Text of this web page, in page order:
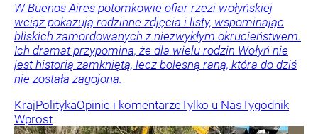
W Buenos Aires potomkowie ofiar rzezi wołyńskiej
wciąż pokazują rodzinne zdjęcia i listy, wspominając
bliskich zamordowanych z niezwykłym okrucieństwem.
Ich dramat przypomina, że dla wielu rodzin Wołyń nie
jest historią zamkniętą, lecz bolesną raną, która do dziś
nie została zagojona.
KrajPolitykaOpinie i komentarzeTylko u NasTygodnik
Wprost